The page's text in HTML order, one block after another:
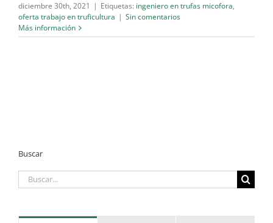
diciembre 30th, 2021 | Etiquetas: ingeniero en trufas micofora,
oferta trabajo en truficultura | Sin comentarios
Más información
Buscar
Buscar: